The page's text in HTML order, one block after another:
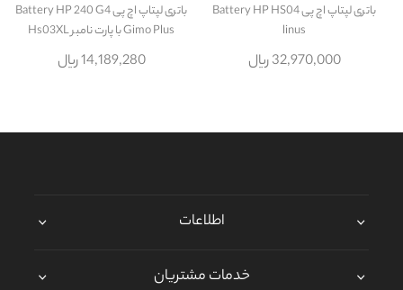
باتری لپتاپ اچ پی Battery HP HS04
linus
32,970,000 ریال
باتری لپتاپ اچ پی Battery HP 240 G4
Gimo Plus با پارت نامبر Hs03XL
14,189,280 ریال
اطلاعات
خدمات مشتریان